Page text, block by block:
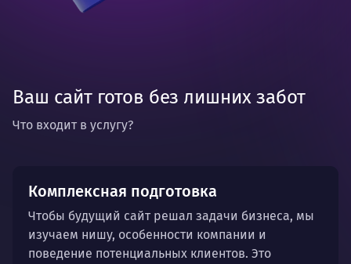
Ваш сайт готов без лишних забот
Что входит в услугу?
Комплексная подготовка
Чтобы будущий сайт решал задачи бизнеса, мы
изучаем нишу, особенности компании и
поведение потенциальных клиентов. Это